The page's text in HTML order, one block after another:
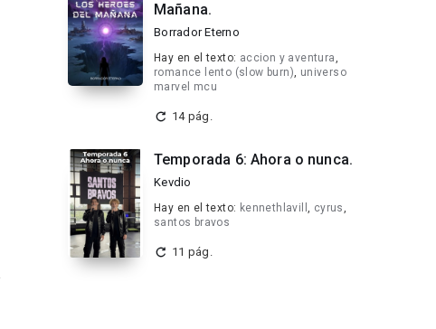
Mañana.
Borrador Eterno
Hay en el texto: accion y aventura,
romance lento (slow burn), universo
marvel mcu
14 pág.
Temporada 6: Ahora o nunca.
Kevdio
Hay en el texto: kennethlavill, cyrus,
santos bravos
11 pág.